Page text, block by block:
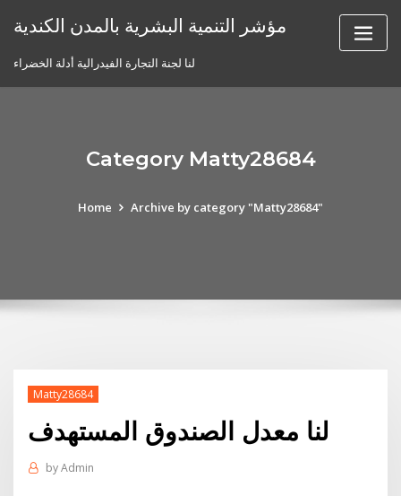
مؤشر التنمية البشرية بالمدن الكندية
لنا لجنة التجارة الفيدرالية أدلة الخضراء
Category Matty28684
Home Archive by category "Matty28684"
Matty28684
لنا معدل الصندوق المستهدف
byAdmin